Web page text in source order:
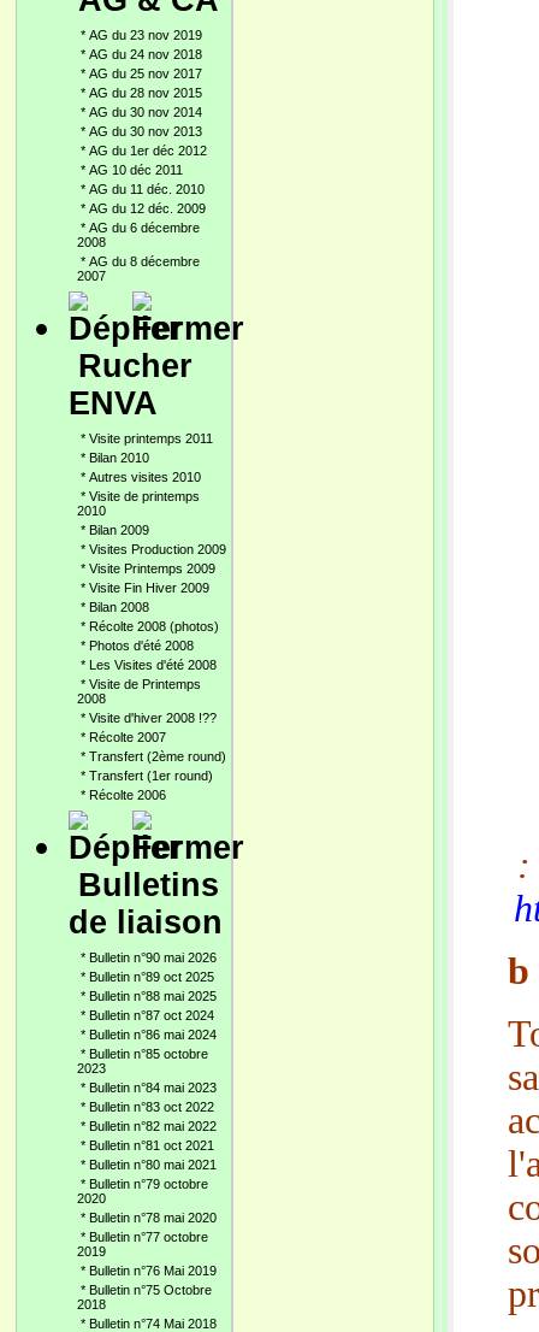
* AG du 23 nov 2019
* AG du 24 nov 2018
* AG du 25 nov 2017
* AG du 28 nov 2015
* AG du 30 nov 2014
* AG du 30 nov 2013
* AG du 1er déc 2012
* AG 10 déc 2011
* AG du 11 déc. 2010
* AG du 12 déc. 2009
* AG du 6 décembre
2008
* AG du 8 décembre
2007
Rucher
ENVA
* Visite printemps 2011
* Bilan 2010
* Autres visites 2010
* Visite de printemps
2010
* Bilan 2009
* Visites Production 2009
* Visite Printemps 2009
* Visite Fin Hiver 2009
* Bilan 2008
* Récolte 2008 (photos)
* Photos d'été 2008
* Les Visites d'été 2008
* Visite de Printemps
2008
* Visite d'hiver 2008 !??
* Récolte 2007
* Transfert (2ème round)
* Transfert (1er round)
* Récolte 2006
Bulletins
de liaison
* Bulletin n°90 mai 2026
* Bulletin n°89 oct 2025
* Bulletin n°88 mai 2025
* Bulletin n°87 oct 2024
* Bulletin n°86 mai 2024
* Bulletin n°85 octobre
2023
* Bulletin n°84 mai 2023
* Bulletin n°83 oct 2022
* Bulletin n°82 mai 2022
* Bulletin n°81 oct 2021
* Bulletin n°80 mai 2021
* Bulletin n°79 octobre
2020
* Bulletin n°78 mai 2020
* Bulletin n°77 octobre
2019
* Bulletin n°76 Mai 2019
* Bulletin n°75 Octobre
2018
* Bulletin n°74 Mai 2018
:
b